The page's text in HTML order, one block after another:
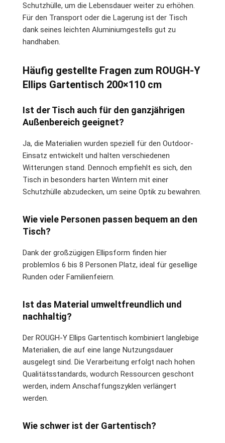
Schutzhülle, um die Lebensdauer weiter zu erhöhen.
Für den Transport oder die Lagerung ist der Tisch
dank seines leichten Aluminiumgestells gut zu
handhaben.
Häufig gestellte Fragen zum ROUGH-Y
Ellips Gartentisch 200×110 cm
Ist der Tisch auch für den ganzjährigen
Außenbereich geeignet?
Ja, die Materialien wurden speziell für den Outdoor-
Einsatz entwickelt und halten verschiedenen
Witterungen stand. Dennoch empfiehlt es sich, den
Tisch in besonders harten Wintern mit einer
Schutzhülle abzudecken, um seine Optik zu bewahren.
Wie viele Personen passen bequem an den
Tisch?
Dank der großzügigen Ellipsform finden hier
problemlos 6 bis 8 Personen Platz, ideal für gesellige
Runden oder Familienfeiern.
Ist das Material umweltfreundlich und
nachhaltig?
Der ROUGH-Y Ellips Gartentisch kombiniert langlebige
Materialien, die auf eine lange Nutzungsdauer
ausgelegt sind. Die Verarbeitung erfolgt nach hohen
Qualitätsstandards, wodurch Ressourcen geschont
werden, indem Anschaffungszyklen verlängert
werden.
Wie schwer ist der Gartentisch?